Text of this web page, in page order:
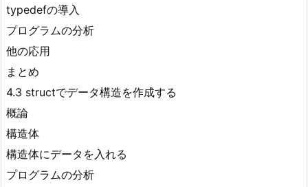
typedefの導入
プログラムの分析
他の応用
まとめ
4.3 structでデータ構造を作成する
概論
構造体
構造体にデータを入れる
プログラムの分析